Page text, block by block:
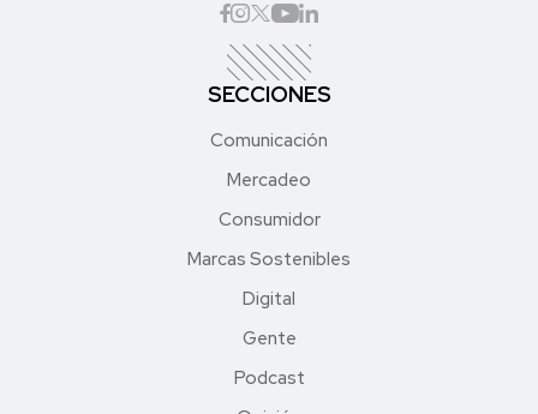
SECCIONES
Comunicación
Mercadeo
Consumidor
Marcas Sostenibles
Digital
Gente
Podcast